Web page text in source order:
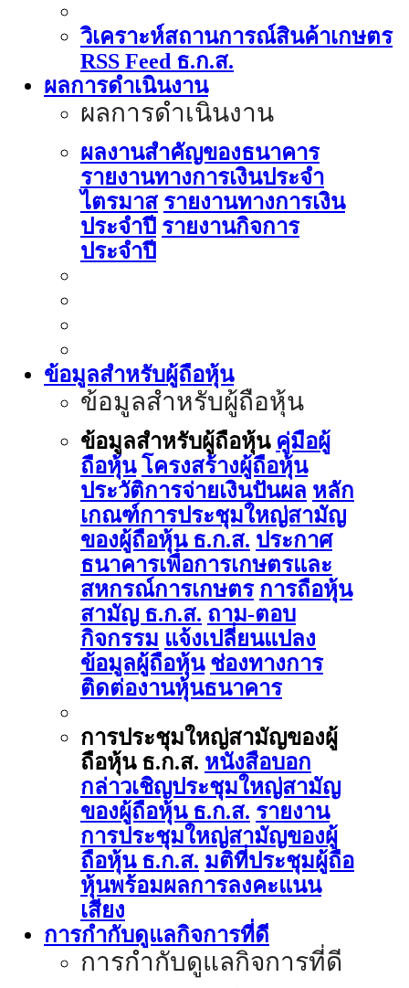
วิเคราะห์สถานการณ์สินค้าเกษตร
RSS Feed ธ.ก.ส.
ผลการดำเนินงาน
ผลการดำเนินงาน
ผลงานสำคัญของธนาคาร
รายงานทางการเงินประจำ
ไตรมาส รายงานทางการเงิน
ประจำปี รายงานกิจการ
ประจำปี
ข้อมูลสำหรับผู้ถือหุ้น
ข้อมูลสำหรับผู้ถือหุ้น
ข้อมูลสำหรับผู้ถือหุ้น คู่มือผู้
ถือหุ้น โครงสร้างผู้ถือหุ้น
ประวัติการจ่ายเงินปันผล หลัก
เกณฑ์การประชุมใหญ่สามัญ
ของผู้ถือหุ้น ธ.ก.ส. ประกาศ
ธนาคารเพื่อการเกษตรและ
สหกรณ์การเกษตร การถือหุ้น
สามัญ ธ.ก.ส. ถาม-ตอบ
กิจกรรม แจ้งเปลี่ยนแปลง
ข้อมูลผู้ถือหุ้น ช่องทางการ
ติดต่องานหุ้นธนาคาร
การประชุมใหญ่สามัญของผู้
ถือหุ้น ธ.ก.ส. หนังสือบอก
กล่าวเชิญประชุมใหญ่สามัญ
ของผู้ถือหุ้น ธ.ก.ส. รายงาน
การประชุมใหญ่สามัญของผู้
ถือหุ้น ธ.ก.ส. มติที่ประชุมผู้ถือ
หุ้นพร้อมผลการลงคะแนน
เสียง
การกำกับดูแลกิจการที่ดี
การกำกับดูแลกิจการที่ดี